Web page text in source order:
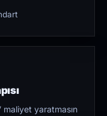
yaratmasın